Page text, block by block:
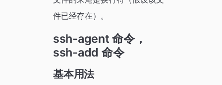
件已经存在）。
ssh-agent 命令，
ssh-add 命令
基本用法